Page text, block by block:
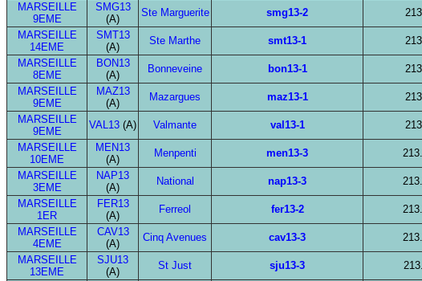
MARSEILLE
9EME
SMG13
(A)
Ste Marguerite smg13-2
MARSEILLE
14EME
SMT13
(A)
Ste Marthe smt13-1
MARSEILLE
8EME
BON13
(A)
Bonneveine bon13-1
MARSEILLE
9EME
MAZ13
(A)
Mazargues maz13-1
MARSEILLE
9EME
VAL13 (A) Valmante val13-1
MARSEILLE
10EME
MEN13
(A)
Menpenti men13-3
MARSEILLE
3EME
NAP13
(A)
National nap13-3
MARSEILLE
1ER
FER13
(A)
Ferreol fer13-2
MARSEILLE
4EME
CAV13
(A)
Cinq Avenues cav13-3
MARSEILLE
13EME
SJU13
(A)
St Just sju13-3